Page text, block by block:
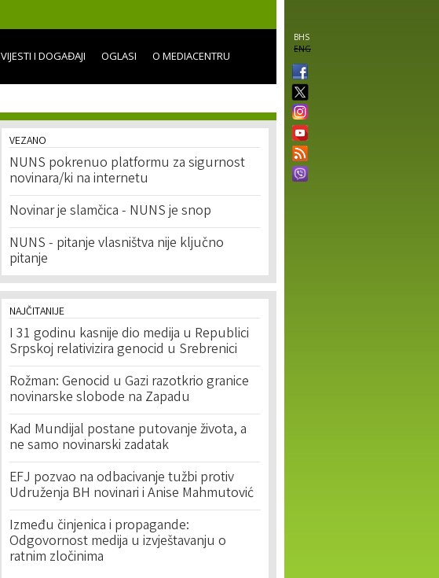
BHS
ENG
VIJESTI I DOGAĐAJI OGLASI O MEDIACENTRU
VEZANO
NUNS pokrenuo platformu za sigurnost
novinara/ki na internetu
Novinar je slamčica - NUNS je snop
NUNS - pitanje vlasništva nije ključno
pitanje
NAJČITANIJE
I 31 godinu kasnije dio medija u Republici
Srpskoj relativizira genocid u Srebrenici
Rožman: Genocid u Gazi razotkrio granice
novinarske slobode na Zapadu
Kad Mundijal postane putovanje života, a
ne samo novinarski zadatak
EFJ pozvao na odbacivanje tužbi protiv
Udruženja BH novinari i Anise Mahmutović
Između činjenica i propagande:
Odgovornost medija u izvještavanju o
ratnim zločinima